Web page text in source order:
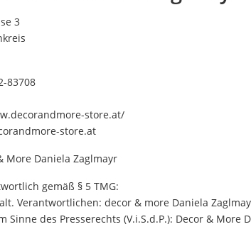
3
83708
store.at/
store.at
More Daniela Zaglmayr
gemäß § 5 TMG:
Verantwortlichen: decor & more Daniela
Sinne des Presserechts (V.i.S.d.P.): Decor & More